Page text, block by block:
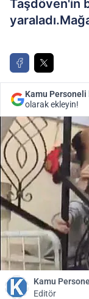
Taşdöven'in
Kamu Personeli
olarak ekleyin!
Kamu
Editör